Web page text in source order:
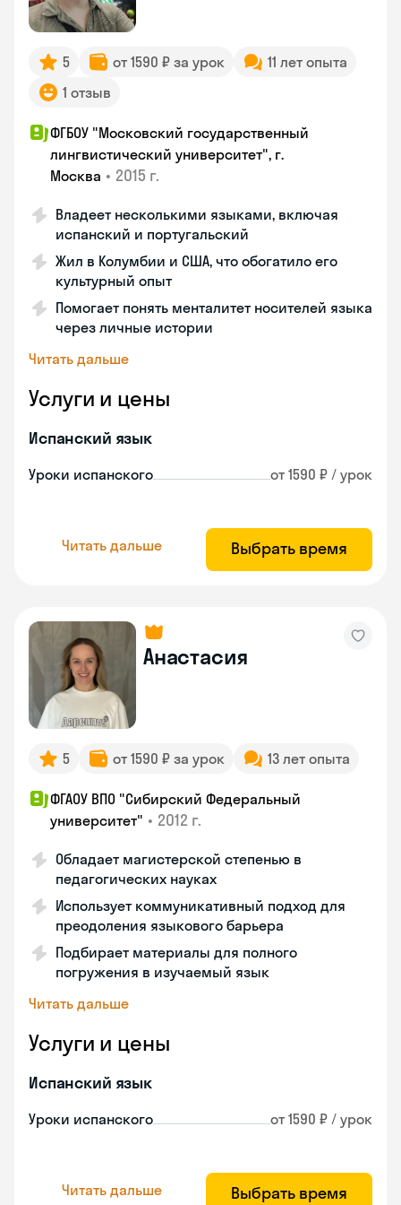
5 от 1590 ₽ за урок
11 лет опыта
1 отзыв
ФГБОУ "Московский государственный
лингвистический университет", г.
Москва • 2015 г.
Владеет несколькими языками, включая
испанский и португальский
Жил в Колумбии и США, что обогатило его
культурный опыт
Помогает понять менталитет носителей языка
через личные истории
Читать дальше
Услуги и цены
Испанский язык
Уроки испанского от 1590 ₽ / урок
Читать дальше Выбрать время
Анастасия
5 от 1590 ₽ за урок 13 лет опыта
ФГАОУ ВПО "Сибирский Федеральный
университет" • 2012 г.
Обладает магистерской степенью в
педагогических науках
Использует коммуникативный подход для
преодоления языкового барьера
Подбирает материалы для полного
погружения в изучаемый язык
Читать дальше
Услуги и цены
Испанский язык
Уроки испанского от 1590 ₽ / урок
Читать дальше Выбрать время